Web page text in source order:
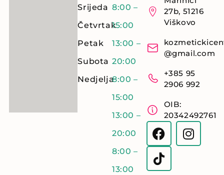
Srijeda
Četvrtak
Petak
Subota
Nedjelja
8:00 –
15:00
13:00 –
20:00
8:00 –
15:00
13:00 –
20:00
8:00 –
13:00
27b, 51216
Viškovo
@gmail.com
+385 95
2906 992
OIB:
20342492761